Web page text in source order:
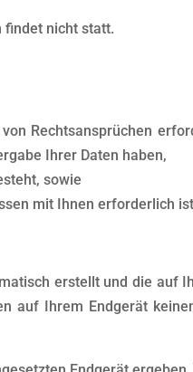
findet nicht statt.
Rechtsansprüchen
Ihrer Daten haben,
sowie
mit Ihnen erforderlich
erstellt und die auf
auf Ihrem Endgerät